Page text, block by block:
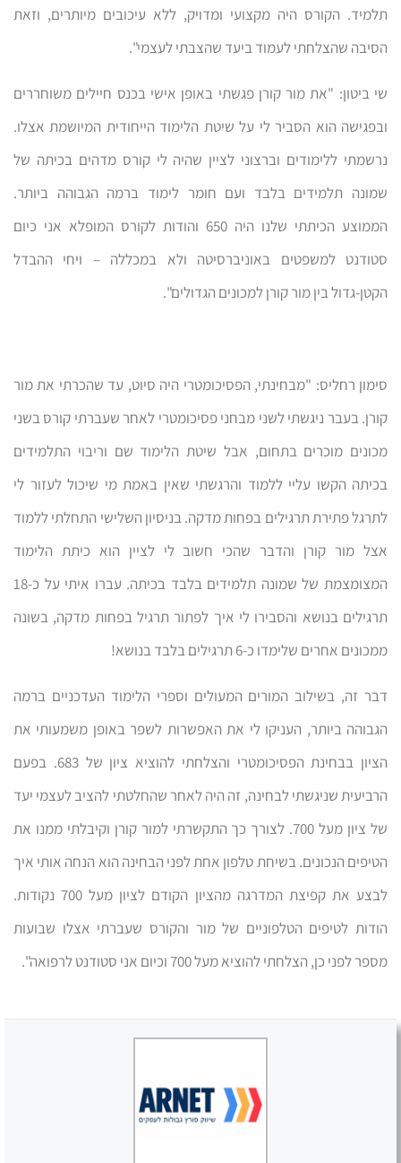
תלמיד. הקורס היה מקצועי ומדויק, ללא עיכובים מיותרים, וזאת
הסיבה שהצלחתי לעמוד ביעד שהצבתי לעצמי".
שי ביטון: "את מור קורן פגשתי באופן אישי בכנס חיילים משוחררים
ובפגישה הוא הסביר לי על שיטת הלימוד הייחודית המיושמת אצלו.
נרשמתי ללימודים וברצוני לציין שהיה לי קורס מדהים בכיתה של
שמונה תלמידים בלבד ועם חומר לימוד ברמה הגבוהה ביותר.
הממוצע הכיתתי שלנו היה 650 והודות לקורס המופלא אני כיום
סטודנט למשפטים באוניברסיטה ולא במכללה – ויחי ההבדל
הקטן-גדול בין מור קורן למכונים הגדולים".
סימון רחליס: "מבחינתי, הפסיכומטרי היה סיוט, עד שהכרתי את מור
קורן. בעבר ניגשתי לשני מבחני פסיכומטרי לאחר שעברתי קורס בשני
מכונים מוכרים בתחום, אבל שיטת הלימוד שם וריבוי התלמידים
בכיתה הקשו עליי ללמוד והרגשתי שאין באמת מי שיכול לעזור לי
לתרגל פתירת תרגילים בפחות מדקה. בניסיון השלישי התחלתי ללמוד
אצל מור קורן והדבר שהכי חשוב לי לציין הוא כיתת הלימוד
המצומצמת של שמונה תלמידים בלבד בכיתה. עברו איתי על כ-18
תרגילים בנושא והסבירו לי איך לפתור תרגיל בפחות מדקה, בשונה
ממכונים אחרים שלימדו כ-6 תרגילים בלבד בנושא!
דבר זה, בשילוב המורים המעולים וספרי הלימוד העדכניים ברמה
הגבוהה ביותר, העניקו לי את האפשרות לשפר באופן משמעותי את
הציון בבחינת הפסיכומטרי והצלחתי להוציא ציון של 683. בפעם
הרביעית שניגשתי לבחינה, זה היה לאחר שהחלטתי להציב לעצמי יעד
של ציון מעל 700. לצורך כך התקשרתי למור קורן וקיבלתי ממנו את
הטיפים הנכונים. בשיחת טלפון אחת לפני הבחינה הוא הנחה אותי איך
לבצע את קפיצת המדרגה מהציון הקודם לציון מעל 700 נקודות.
הודות לטיפים הטלפוניים של מור והקורס שעברתי אצלו שבועות
מספר לפני כן, הצלחתי להוציא מעל 700 וכיום אני סטודנט לרפואה".